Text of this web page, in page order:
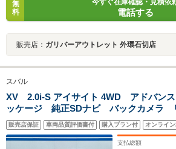
無
料
今すぐ在庫確認・見積依
電話する
販売店： ガリバーアウトレット 外環石切店
スバル
XV 2.0i-S アイサイト 4WD アドバンス
ッケージ 純正SDナビ バックカメラ
ィティクション パワーシート レーダ
煙車 スマートキー LEDヘッドライト
アルミホイール
販売店保証 車両品質評価書付 購入プラン付 オンライ
支払総額